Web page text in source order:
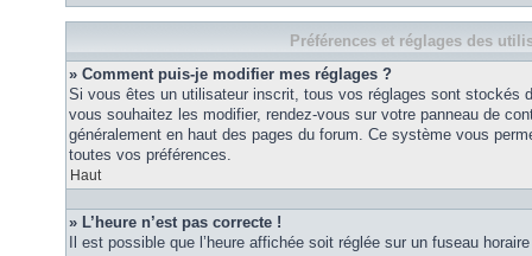
Préférences et réglages des
» Comment puis-je modifier mes réglages ?
Si vous êtes un utilisateur inscrit, tous vos réglages sont stockés
vous souhaitez les modifier, rendez-vous sur votre panneau de
généralement en haut des pages du forum. Ce système vous
toutes vos préférences.
Haut
» L’heure n’est pas correcte !
Il est possible que l’heure affichée soit réglée sur un fuseau